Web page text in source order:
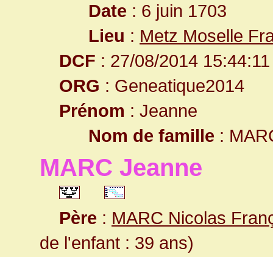
Date : 6 juin 1703
Lieu : Metz Moselle
DCF : 27/08/2014 15:44:11
ORG : Geneatique2014
Prénom : Jeanne
Nom de famille :
MARC Jeanne
Père : MARC Nicolas
de l'enfant : 39 ans)